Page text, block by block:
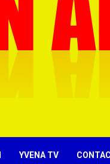
YVENA TV